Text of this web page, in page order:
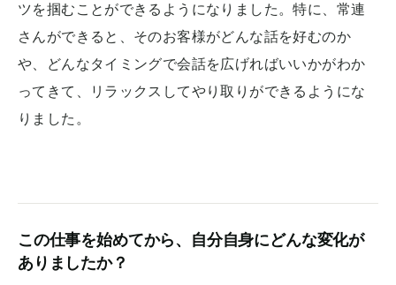
ツを掴むことができるようになりました。特に、常連
さんができると、そのお客様がどんな話を好むのか
や、どんなタイミングで会話を広げればいいかがわか
ってきて、リラックスしてやり取りができるようにな
りました。
この仕事を始めてから、自分自身にどんな変化が
ありましたか？